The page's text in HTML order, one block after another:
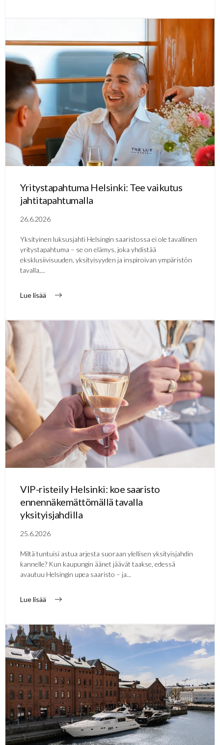
Yritystapahtuma Helsinki: Tee vaikutus
jahtitapahtumalla
26.6.2026
Yksityinen luksusjahti Helsingin saaristossa ei ole tavallinen
yritystapahtuma – se on elämys, joka yhdistää
eksklusiivisuuden, yksityisyyden ja inspiroivan ympäristön
tavalla,...
Lue lisää
VIP-risteily Helsinki: koe saaristo
ennennäkemättömällä tavalla
yksityisjahdilla
25.6.2026
Miltä tuntuisi astua arjesta suoraan ylellisen yksityisjahdin
kannelle? Kun kaupungin äänet jäävät taakse, edessä
avautuu Helsingin upea saaristo – ja...
Lue lisää